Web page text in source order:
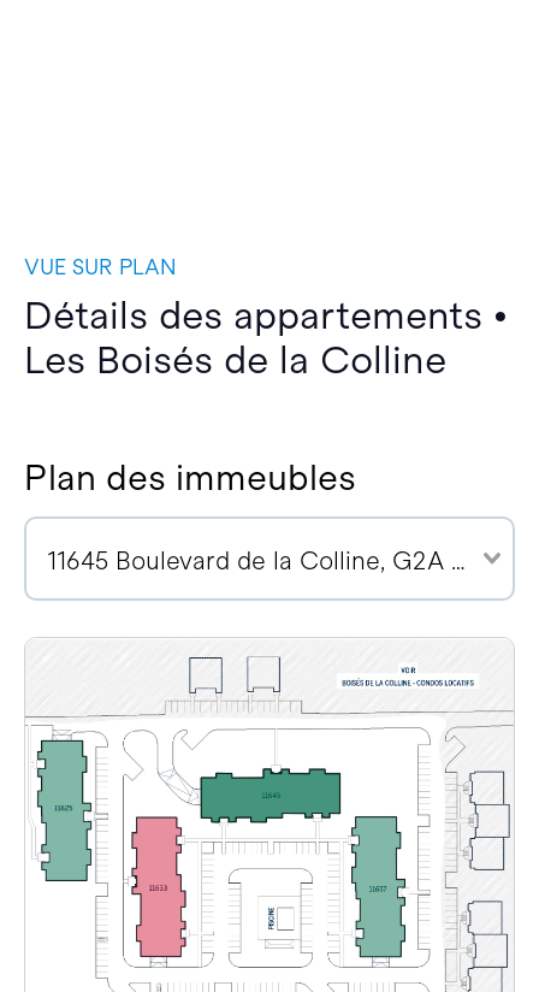
VUE SUR PLAN
Détails des appartements •
Les Boisés de la Colline
Plan des immeubles
11645 Boulevard de la Colline, G2A 2E1 (2)